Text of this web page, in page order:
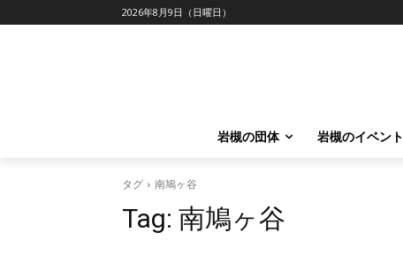
2026年8月9日（日曜日）
岩槻の団体 岩槻のイベント
タグ 南鳩ヶ谷
Tag: 南鳩ヶ谷